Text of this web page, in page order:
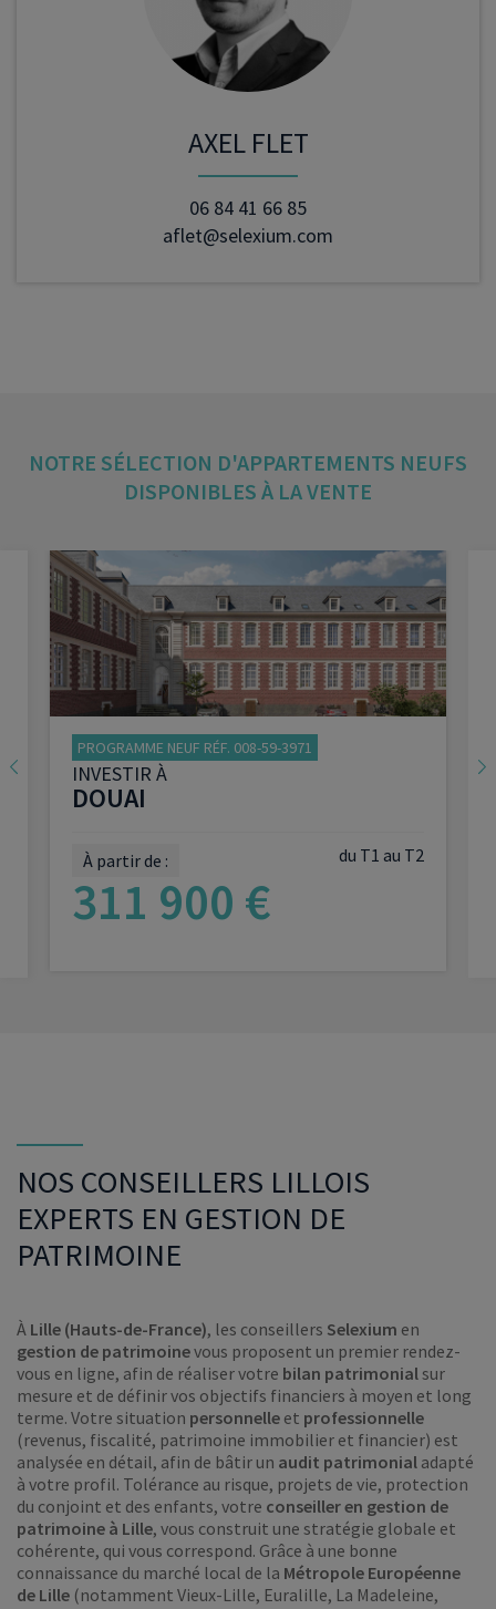
AXEL FLET
06 84 41 66 85
aflet@selexium.com
NOTRE SÉLECTION D'APPARTEMENTS NEUFS
DISPONIBLES À LA VENTE
PROGRAMME NEUF RÉF. 008-59-3971
INVESTIR À
DOUAI
du T1 au T2
À partir de :
311 900 €
NOS CONSEILLERS LILLOIS
EXPERTS EN GESTION DE
PATRIMOINE
À Lille (Hauts-de-France), les conseillers Selexium en
gestion de patrimoinevous proposent un premier rendez-
vous en ligne, afin de réaliser votre bilan patrimonialsur
mesure et de définir vos objectifs financiers à moyen et long
terme. Votre situation personnelle et professionnelle
(revenus, fiscalité, patrimoine immobilier et financier) est
analysée en détail, afin de bâtir un audit patrimonial adapté
à votre profil. Tolérance au risque, projets de vie, protection
du conjoint et des enfants, votre conseiller en gestion de
patrimoine à Lille, vous construit une stratégie globale et
cohérente, qui vous correspond. Grâce à une bonne
connaissance du marché local de la Métropole Européenne
de Lille (notamment Vieux-Lille, Euralille, La Madeleine,